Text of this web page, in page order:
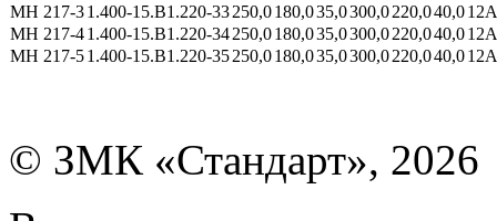
МН 217-31.400-15.В1.220-33250,0180,035,0300,0220,040,0
МН 217-41.400-15.В1.220-34250,0180,035,0300,0220,040,0
МН 217-51.400-15.В1.220-35250,0180,035,0300,0220,040,0
© ЗМК «Стандарт», 2026